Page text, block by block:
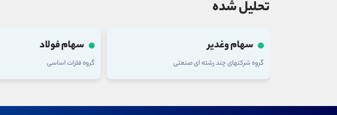
تحلیل شده
سهام وغدیر
گروه شرکتهای چند رشته ای صنعتی
سهام فولاد
گروه فلزات اساسی